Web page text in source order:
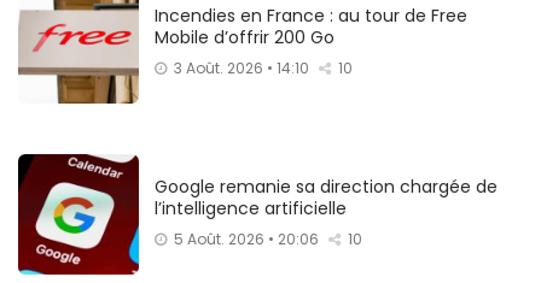
Incendies en France : au tour de Free
Mobile d’offrir 200 Go
3 Août. 2026 • 14:10 10
Google remanie sa direction chargée de
l’intelligence artificielle
5 Août. 2026 • 20:06 10